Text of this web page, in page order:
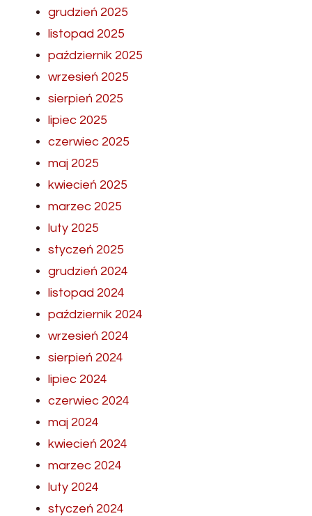
grudzień 2025
listopad 2025
październik 2025
wrzesień 2025
sierpień 2025
lipiec 2025
czerwiec 2025
maj 2025
kwiecień 2025
marzec 2025
luty 2025
styczeń 2025
grudzień 2024
listopad 2024
październik 2024
wrzesień 2024
sierpień 2024
lipiec 2024
czerwiec 2024
maj 2024
kwiecień 2024
marzec 2024
luty 2024
styczeń 2024